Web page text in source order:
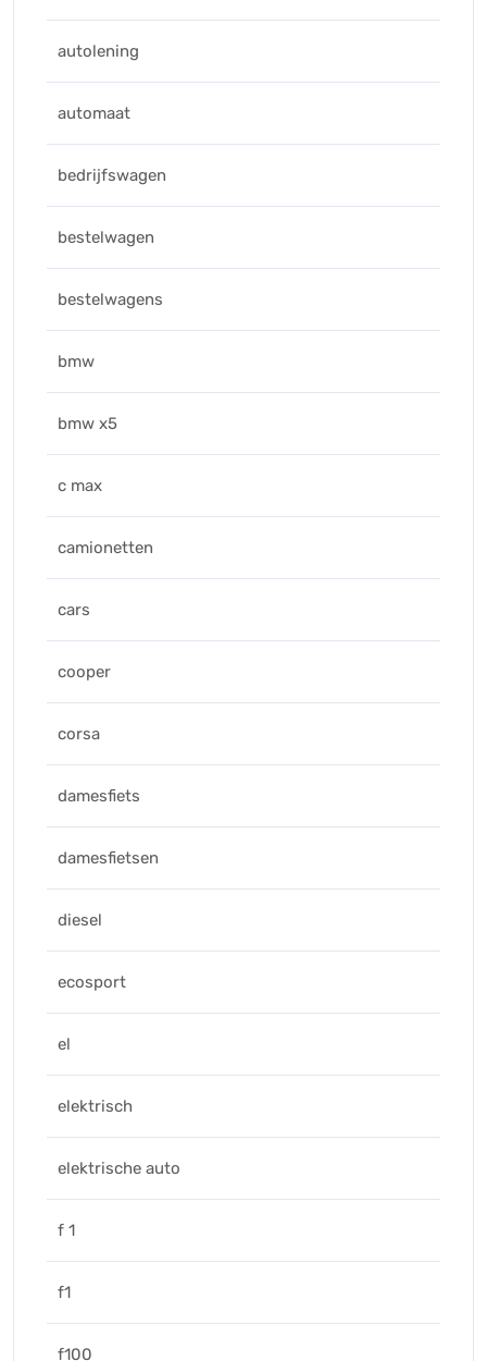
autolening
automaat
bedrijfswagen
bestelwagen
bestelwagens
bmw
bmw x5
c max
camionetten
cars
cooper
corsa
damesfiets
damesfietsen
diesel
ecosport
el
elektrisch
elektrische auto
f 1
f1
f100